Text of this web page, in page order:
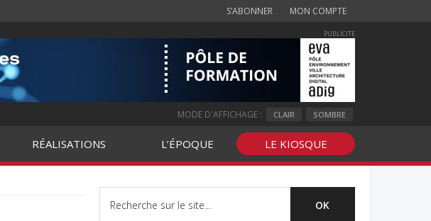
S’ABONNER MON COMPTE
PUBLICITE
MODE D'AFFICHAGE : CLAIR SOMBRE
RÉALISATIONS L’ÉPOQUE LE KIOSQUE